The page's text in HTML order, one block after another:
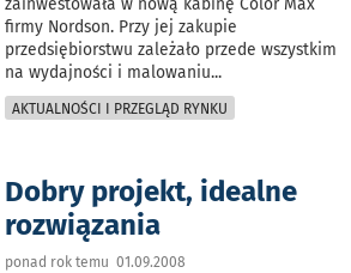
zainwestowała w nową kabinę Color Max
firmy Nordson. Przy jej zakupie
przedsiębiorstwu zależało przede wszystkim
na wydajności i malowaniu...
AKTUALNOŚCI I PRZEGLĄD RYNKU
Dobry projekt, idealne
rozwiązania
ponad rok temu 01.09.2008